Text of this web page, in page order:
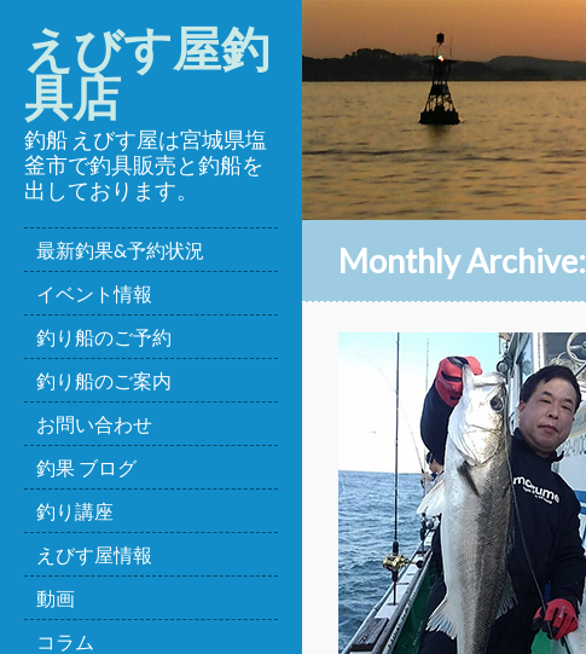
えびす屋釣
具店
釣船 えびす屋は宮城県塩
釜市で釣具販売と釣船を
出しております。
最新釣果&予約状況
イベント情報
釣り船のご予約
釣り船のご案内
お問い合わせ
釣果 ブログ
釣り講座
えびす屋情報
動画
コラム
Monthly Archive: